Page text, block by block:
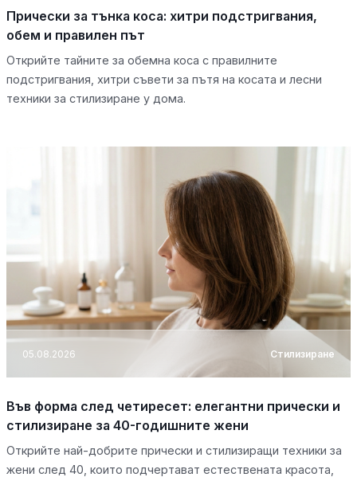
Прически за тънка коса: хитри подстригвания,
обем и правилен път
Открийте тайните за обемна коса с правилните
подстригвания, хитри съвети за пътя на косата и лесни
техники за стилизиране у дома.
05.08.2026 Стилизиране
Във форма след четиресет: елегантни прически и
стилизиране за 40-годишните жени
Открийте най-добрите прически и стилизиращи техники за
жени след 40, които подчертават естествената красота,